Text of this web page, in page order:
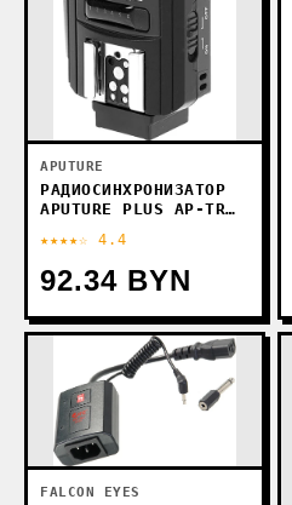
APUTURE
РАДИОСИНХРОНИЗАТОР
APUTURE PLUS AP-TR
★★★★☆ 4.4
92.34 BYN
FALCON EYES